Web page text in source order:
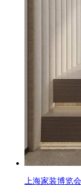
上海家装博览